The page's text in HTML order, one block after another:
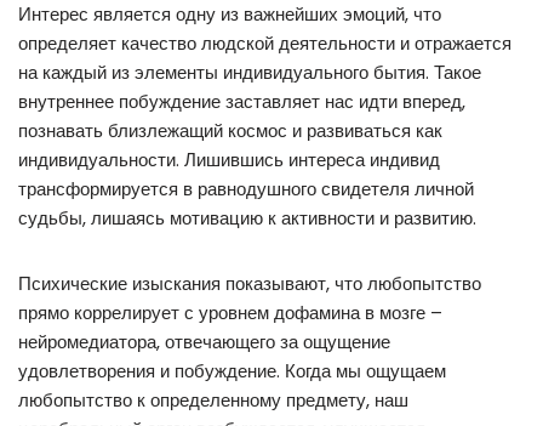
Интерес является одну из важнейших эмоций, что
определяет качество людской деятельности и отражается
на каждый из элементы индивидуального бытия. Такое
внутреннее побуждение заставляет нас идти вперед,
познавать близлежащий космос и развиваться как
индивидуальности. Лишившись интереса индивид
трансформируется в равнодушного свидетеля личной
судьбы, лишаясь мотивацию к активности и развитию.
Психические изыскания показывают, что любопытство
прямо коррелирует с уровнем дофамина в мозге –
нейромедиатора, отвечающего за ощущение
удовлетворения и побуждение. Когда мы ощущаем
любопытство к определенному предмету, наш